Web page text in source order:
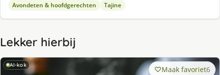
Avondeten & hoofdgerechten Tajine
Lekker hierbij
AI-kok Maak favoriet6